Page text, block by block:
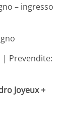
– ingresso
| Prevendite:
Joyeux +